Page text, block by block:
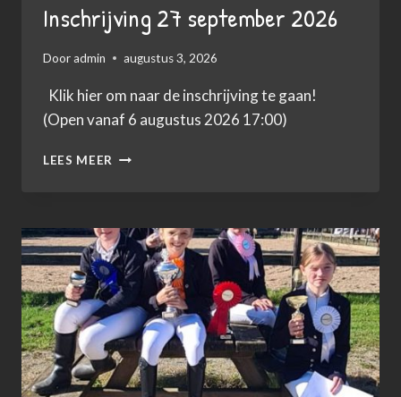
Inschrijving 27 september 2026
Dooradmin augustus 3, 2026
Klik hier om naar de inschrijving te gaan!
(Open vanaf 6 augustus 2026 17:00)
LEES MEER INSCHRIJVING